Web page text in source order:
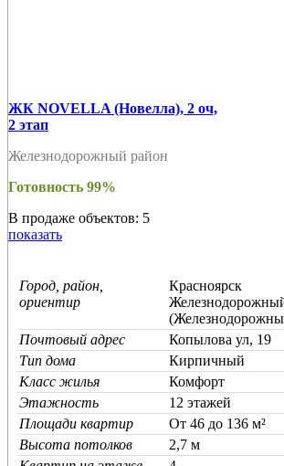
ЖК NOVELLA (Новелла), 2 оч,
2 этап
Железнодорожный район
Готовность 99%
В продаже объектов: 5
показать
Город, район,
ориентир
Красноярск
Почтовый адрес
Копылова ул, 19
Тип дома
Кирпичный
Класс жилья
Комфорт
Этажность
12 этажей
Площади квартир
От 46 до 136 м²
Высота потолков
2,7 м